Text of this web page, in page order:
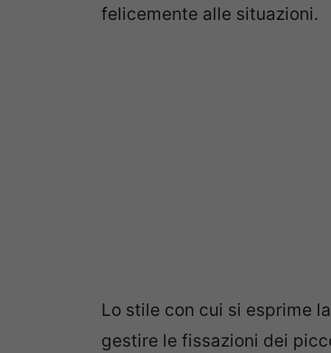
felicemente alle situazioni.
Lo stile con cui si esprime
gestire le fissazioni dei